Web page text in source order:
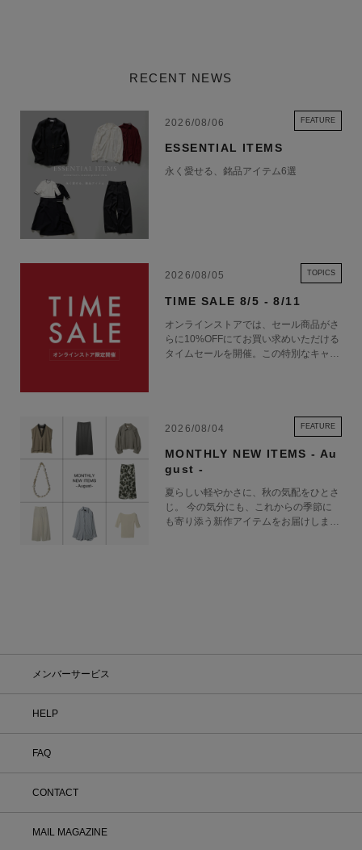
RECENT NEWS
2026/08/06 FEATURE
ESSENTIAL ITEMS
永く愛せる、銘品アイテム6選
2026/08/05 TOPICS
TIME SALE 8/5 - 8/11
オンラインストアでは、セール商品がさ
らに10%OFFにてお買い求めいただける
タイムセールを開催。この特別なキャン
2026/08/04 FEATURE
MONTHLY NEW ITEMS - Au
gust -
夏らしい軽やかさに、秋の気配をひとさ
じ。 今の気分にも、これからの季節に
も寄り添う新作アイテムをお届けしま
メンバーサービス
HELP
FAQ
CONTACT
MAIL MAGAZINE